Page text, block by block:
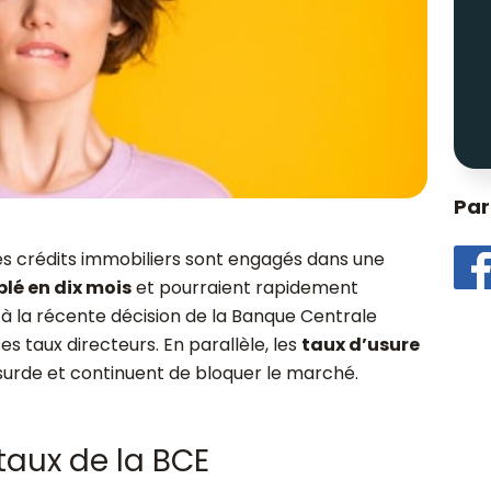
crédits immobiliers sont engagés dans une
en dix moiset pourraient rapidement
la récente décision de la Banque Centrale
taux directeurs. En parallèle, les taux d’usure
et continuent de bloquer le marché.
de la BCE